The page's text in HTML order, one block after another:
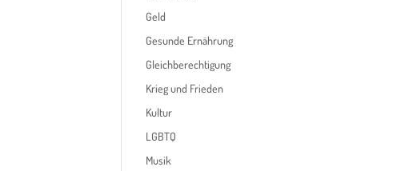
Geld
Gesunde Ernährung
Gleichberechtigung
Krieg und Frieden
Kultur
LGBTQ
Musik